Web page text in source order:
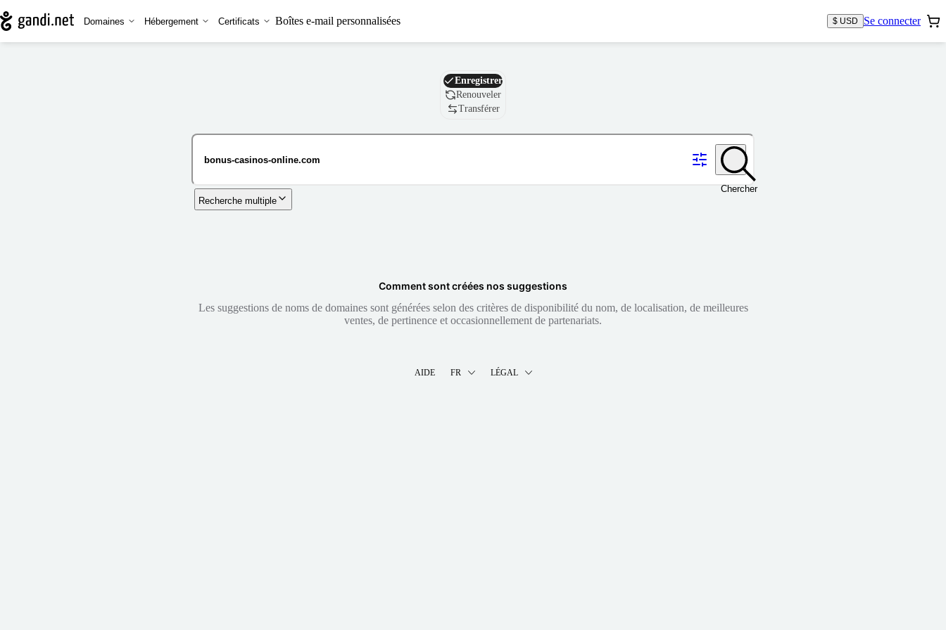
Domaines Hébergement Certificats Boîtes e-mail personnalisées $ USD Se connecter
Nom de domaine
Enregistrer
Renouveler
Transférer
Chercher
Recherche multiple
Comment sont créées nos suggestions
Les suggestions de noms de domaines sont générées selon des critères de disponibilité du nom, de localisation, de meilleures
ventes, de pertinence et occasionnellement de partenariats.
AIDE FR LÉGAL